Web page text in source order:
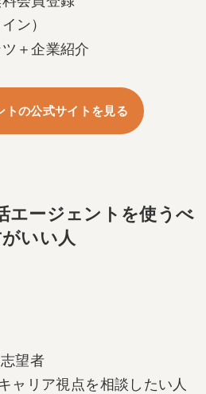
ン）
＋企業紹介
の公式サイトを見る
エージェントを使うべ
いい人
望者
ャリア視点を相談したい人